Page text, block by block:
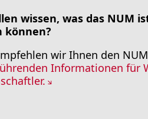
wissen, was das NUM
können?
wir Ihnen den
Informationen für